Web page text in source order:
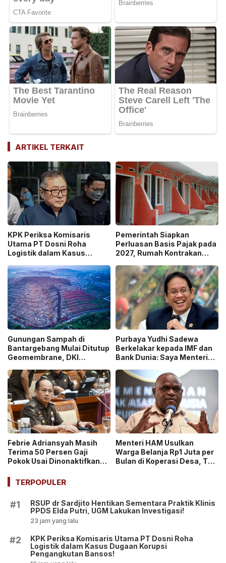
ARTIKEL TERKAIT
KPK Periksa Komisaris
Utama PT Dosni Roha
Logistik dalam Kasus
Pengangkutan Bansos!
Pemerintah Siapkan
Perluasan Basis Pajak pada
2027, Rumah Kontrakan
Pengawasan!
Gunungan Sampah di
Bantargebang Mulai Ditutup
Geomembrane, DKI
Sistem Open Dumping!
Purbaya Yudhi Sadewa
Berkelakar kepada IMF dan
Bank Dunia: Saya Menteri
Beruntung di Dunia!
Febrie Adriansyah Masih
Terima 50 Persen Gaji
Pokok Usai Dinonaktifkan
ASN Dihentikan!
Menteri HAM Usulkan
Warga Belanja Rp1 Juta per
Bulan di Koperasi Desa, Tuai
TERPOPULER
#1
RSUP dr Sardjito Hentikan Sementara Praktik Klinis
PPDS Elda Putri, UGM Lakukan Investigasi!
23 jam yang lalu
#2
KPK Periksa Komisaris Utama PT Dosni Roha
Logistik dalam Kasus Dugaan Korupsi
Pengangkutan Bansos!